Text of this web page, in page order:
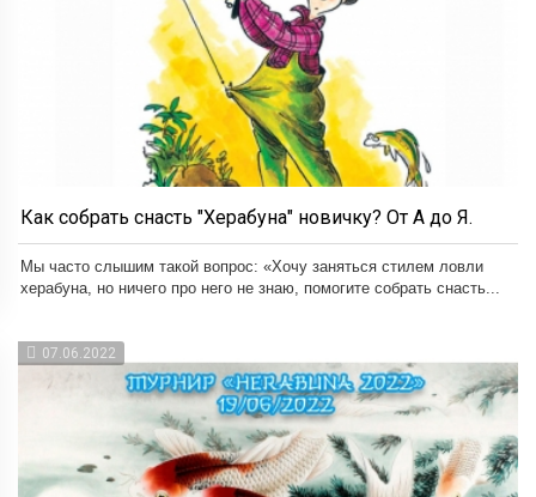
Как собрать снасть "Херабуна" новичку? От А до Я.
Мы часто слышим такой вопрос: «Хочу заняться стилем ловли
херабуна, но ничего про него не знаю, помогите собрать снасть...
07.06.2022